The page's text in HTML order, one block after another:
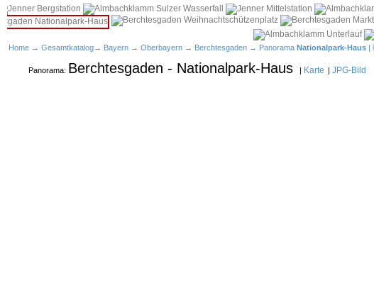
Home → Gesamtkatalog→ Bayern → Oberbayern → Berchtesgaden → Panorama Nationalpark-Haus |
Panorama: Berchtesgaden - Nationalpark-Haus | Karte | JPG-Bild